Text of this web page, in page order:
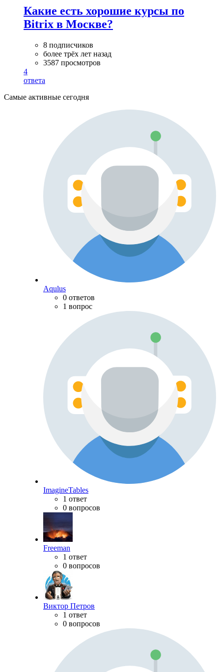
Какие есть хорошие курсы по
Bitrix в Москве?
8 подписчиков
более трёх лет назад
3587 просмотров
4
ответа
Самые активные сегодня
Aqulus
0 ответов
1 вопрос
ImagineTables
1 ответ
0 вопросов
Freeman
1 ответ
0 вопросов
Виктор Петров
1 ответ
0 вопросов